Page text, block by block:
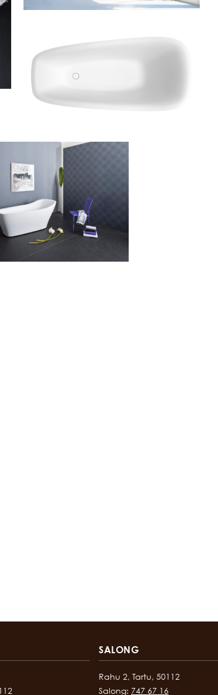
SALONG
Rahu 2, Tartu, 50112
Salong: 747 67 16